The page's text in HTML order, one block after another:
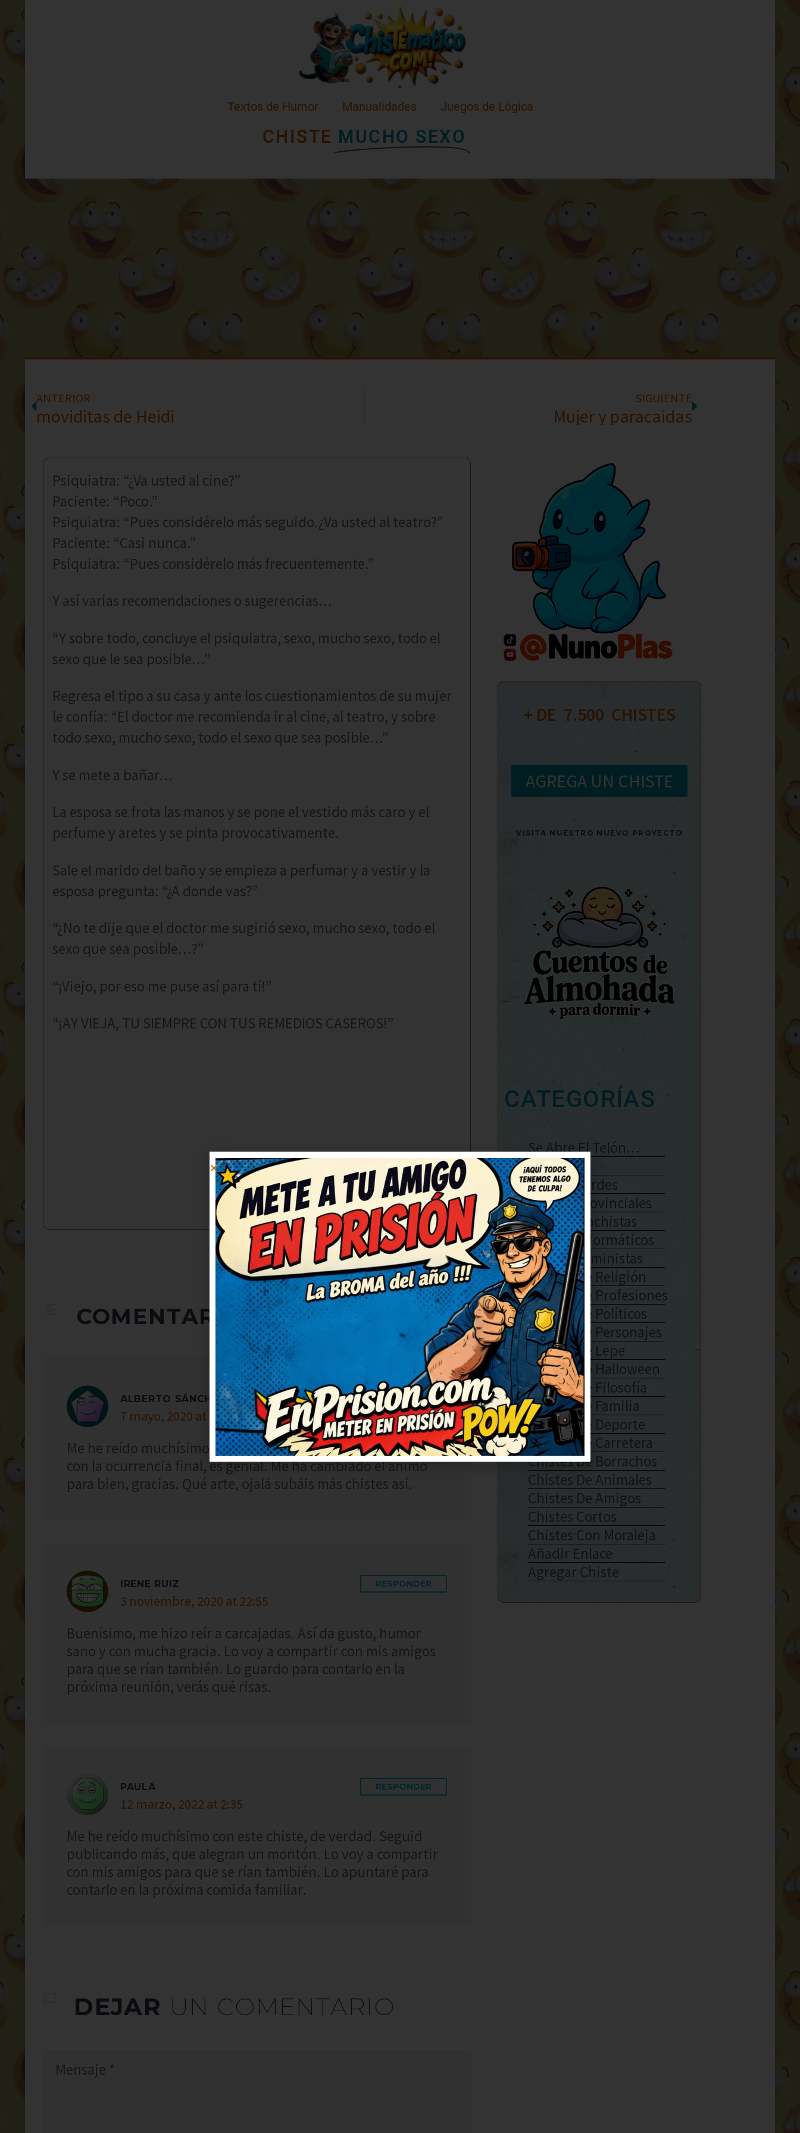
Textos de Humor Manualidades Juegos de Lógica
CHISTE MUCHO SEXO
ANTERIOR
moviditas de Heidi
SIGUIENTE
Mujer y paracaidas
Psiquiatra: “¿Va usted al cine?”
Paciente: “Poco.”
Psiquiatra: “Pues considérelo más seguido.¿Va usted al teatro?”
Paciente: “Casi nunca.”
Psiquiatra: “Pues considérelo más frecuentemente.”
Y así varias recomendaciones o sugerencias…
“Y sobre todo, concluye el psiquiatra, sexo, mucho sexo, todo el
sexo que le sea posible…”
Regresa el tipo a su casa y ante los cuestionamientos de su mujer
le confía: “El doctor me recomienda ir al cine, al teatro, y sobre
todo sexo, mucho sexo, todo el sexo que sea posible…”
Y se mete a bañar…
La esposa se frota las manos y se pone el vestido más caro y el
perfume y aretes y se pinta provocativamente.
Sale el marido del baño y se empieza a perfumar y a vestir y la
esposa pregunta: “¿A donde vas?”
“¿No te dije que el doctor me sugirió sexo, mucho sexo, todo el
sexo que sea posible…?”
“¡Viejo, por eso me puse así para tí!”
“¡AY VIEJA, TU SIEMPRE CON TUS REMEDIOS CASEROS!”
COMENTARIOS(3)
ALBERTO SÁNCHEZ
7 mayo, 2020 at 8:59
RESPONDER
Me he reído muchísimo con este chiste, de verdad. Me quedo
con la ocurrencia final, es genial. Me ha cambiado el ánimo
para bien, gracias. Qué arte, ojalá subáis más chistes así.
IRENE RUIZ
3 noviembre, 2020 at 22:55
RESPONDER
Buenísimo, me hizo reír a carcajadas. Así da gusto, humor
sano y con mucha gracia. Lo voy a compartir con mis amigos
para que se rían también. Lo guardo para contarlo en la
próxima reunión, verás qué risas.
PAULA
12 marzo, 2022 at 2:35
RESPONDER
Me he reído muchísimo con este chiste, de verdad. Seguid
publicando más, que alegran un montón. Lo voy a compartir
con mis amigos para que se rían también. Lo apuntaré para
contarlo en la próxima comida familiar.
DEJAR UN COMENTARIO
+ DE 7.500
  CHISTES
AGREGA UN CHISTE
VISITA NUESTRO NUEVO PROYECTO
CATEGORÍAS
Se Abre El Telón…
Enlaces
Chistes Verdes
Chistes Provinciales
Chistes Machistas
Chistes Informáticos
Chistes Feministas
Chistes De Religión
Chistes De Profesiones
Chistes De Políticos
Chistes De Personajes
Chistes De Lepe
Chistes De Halloween
Chistes De Filosofía
Chistes De Familia
Chistes De Deporte
Chistes De Carretera
Chistes De Borrachos
Chistes De Animales
Chistes De Amigos
Chistes Cortos
Chistes Con Moraleja
Añadir Enlace
Agregar Chiste